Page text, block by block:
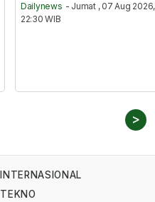
Dailynews - Jumat , 07 Aug 2026,
22:30 WIB
>
INTERNASIONAL
TEKNO